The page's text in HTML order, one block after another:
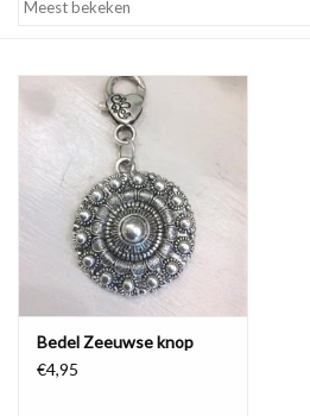
Duikgidsen
Contact
Waterproof tassen
Nieuws
Bedel Zeeuwse knop
€4,95